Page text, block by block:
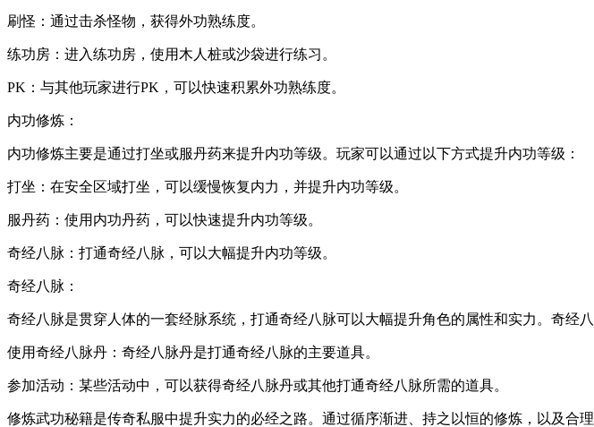
刷怪：通过击杀怪物，获得外功熟练度。
练功房：进入练功房，使用木人桩或沙袋进行练习。
PK：与其他玩家进行PK，可以快速积累外功熟练度。
内功修炼：
内功修炼主要是通过打坐或服丹药来提升内功等级。玩家可以通过以下方式提升内功等级：
打坐：在安全区域打坐，可以缓慢恢复内力，并提升内功等级。
服丹药：使用内功丹药，可以快速提升内功等级。
奇经八脉：打通奇经八脉，可以大幅提升内功等级。
奇经八脉：
奇经八脉是贯穿人体的一套经脉系统，打通奇经八脉可以大幅提升角色的属性和实力。奇经
使用奇经八脉丹：奇经八脉丹是打通奇经八脉的主要道具。
参加活动：某些活动中，可以获得奇经八脉丹或其他打通奇经八脉所需的道具。
修炼武功秘籍是传奇私服中提升实力的必经之路。通过循序渐进、持之以恒的修炼，以及